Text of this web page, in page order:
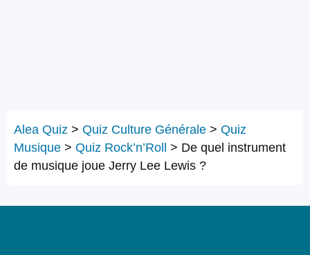
Alea Quiz > Quiz Culture Générale > Quiz
Musique > Quiz Rock’n’Roll > De quel instrument
de musique joue Jerry Lee Lewis ?